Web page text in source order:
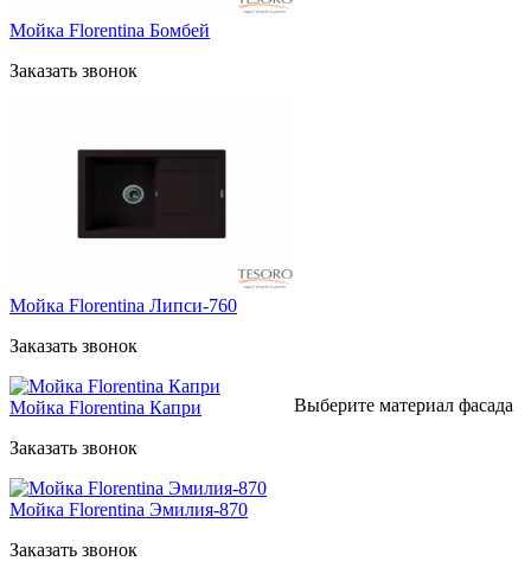
Мойка Florentina Бомбей
Заказать звонок
Мойка Florentina Липси-760
Заказать звонок
Мойка Florentina Капри
Заказать звонок
Мойка Florentina Эмилия-870
Заказать звонок
Выберите материал фасада